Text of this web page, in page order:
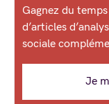
Gagnez du
d’articles
sociale
Je